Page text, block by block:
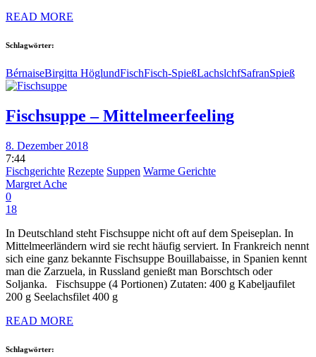
READ MORE
Schlagwörter:
BérnaiseBirgitta HöglundFischFisch-SpießLachslchfSafranSpieß
Fischsuppe – Mittelmeerfeeling
8. Dezember 2018
7:44
Fischgerichte Rezepte Suppen Warme Gerichte
Margret Ache
0
18
In Deutschland steht Fischsuppe nicht oft auf dem Speiseplan. In
Mittelmeerländern wird sie recht häufig serviert. In Frankreich nennt
sich eine ganz bekannte Fischsuppe Bouillabaisse, in Spanien kennt
man die Zarzuela, in Russland genießt man Borschtsch oder
Soljanka. Fischsuppe (4 Portionen) Zutaten: 400 g Kabeljaufilet
200 g Seelachsfilet 400 g
READ MORE
Schlagwörter: